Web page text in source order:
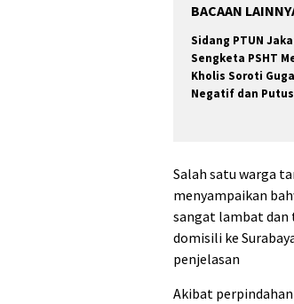
BACAAN
Sidang PTUN
Sengketa PSHT
Kholis Soroti
Negatif dan
Salah satu warga
menyampaikan
sangat lambat dan
domisili ke
penjelasan
Akibat